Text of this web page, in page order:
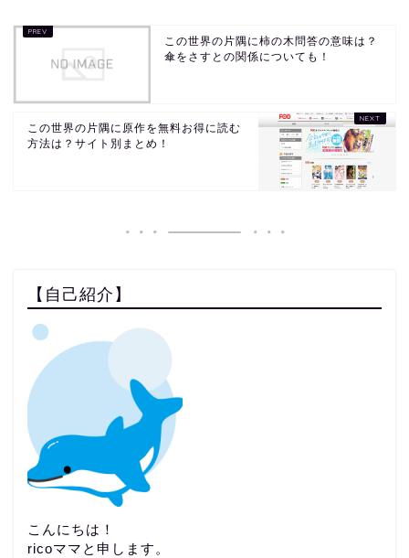
この世界の片隅に柿の木問答の意味は？
傘をさすとの関係についても！
この世界の片隅に原作を無料お得に読む
方法は？サイト別まとめ！
【自己紹介】
こんにちは！
ricoママと申します。